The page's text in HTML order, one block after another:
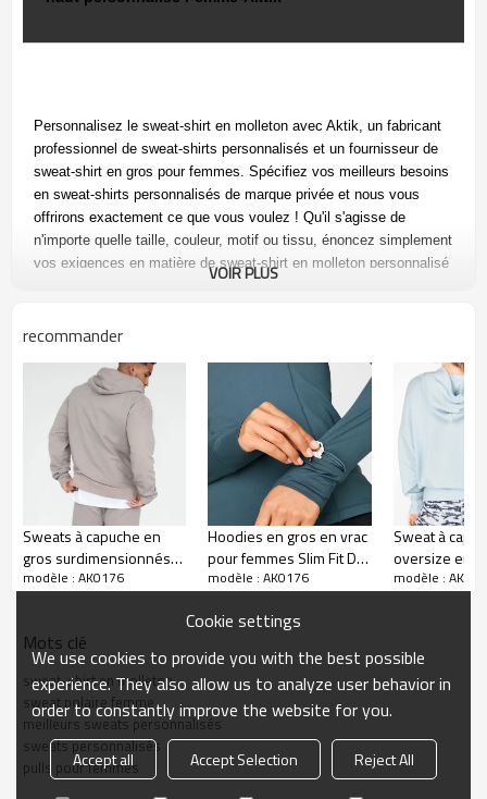
Personnalisez le sweat-shirt en molleton avec Aktik, un fabricant
professionnel de sweat-shirts personnalisés et un fournisseur de
sweat-shirt en gros pour femmes. Spécifiez vos meilleurs besoins
en sweat-shirts personnalisés de marque privée et nous vous
offrirons exactement ce que vous voulez ! Qu'il s'agisse de
n'importe quelle taille, couleur, motif ou tissu, énoncez simplement
vos exigences en matière de sweat-shirt en molleton personnalisé
Descriptif :
1. Tissu sweat-shirt basique en coton doux pour la peau et
respirant, évacuant l'humidité de votre peau
2. Doté de manches longues et d'un large ourlet et poignets
élastiques côtelés pour retenir la chaleur
3. Sweat-shirt en molleton épais à col haut surdimensionné
détails du produit
en tissu 100% Polyester
Evacuation de l'humidité, extensible dans les
VOIR PLUS
recommander
Sweats à capuche en
gros surdimensionnés
pour hommes Sweat à
Aktik
modèle : AK0176
Hoodies en gros en vrac
pour femmes Slim Fit Dri
Fit Gym Hoodies avec
modèle : AK0176
Sweat à
oversize en
gros de
modèle :
Mots clé
sweat-shirt en molleton
sweat polaire femme
meilleurs sweats personnalisés
sweats personnalisés
pulls pour femmes
Cookie settings
We use cookies to provide you with the best possible
experience. They also allow us to analyze user behavior in
order to constantly improve the website for you.
Accept all Accept Selection
Reject All